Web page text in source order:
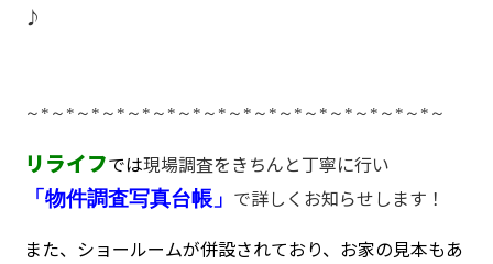
♪
～ * ～ * ～ * ～ * ～ * ～ * ～ * ～ * ～ * ～ * ～ * ～ * ～ * ～ * ～ * ～ * ～
リライフでは現場調査をきちんと丁寧に行い
「物件調査写真台帳」 で詳しくお知らせします！
また、ショールームが併設されており、お家の見本もあ